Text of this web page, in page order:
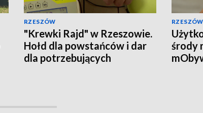
RZESZÓW
"Krewki Rajd" w Rzeszowie.
Hołd dla powstańców i dar
dla potrzebujących
RZESZÓW
środy